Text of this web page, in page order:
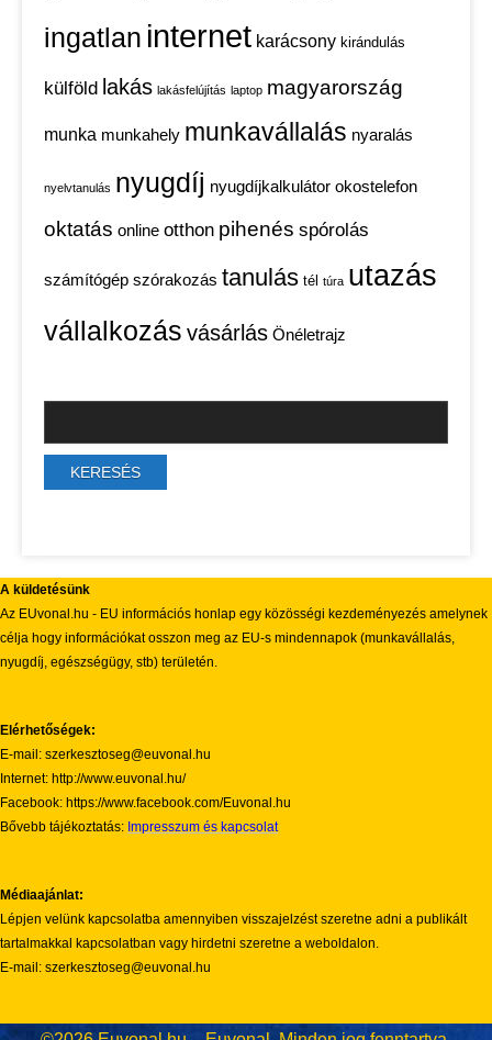
ingatlan internet karácsony kirándulás
külföld lakás lakásfelújítás laptop magyarország
munka munkahely munkavállalás nyaralás
nyelvtanulás nyugdíj nyugdíjkalkulátor okostelefon
oktatás online otthon pihenés spórolás
számítógép szórakozás tanulás tél túra utazás
vállalkozás vásárlás Önéletrajz
A küldetésünk
Az EUvonal.hu - EU információs honlap egy közösségi kezdeményezés amelynek
célja hogy információkat osszon meg az EU-s mindennapok (munkavállalás,
nyugdíj, egészségügy, stb) területén.
Elérhetőségek:
E-mail: szerkesztoseg@euvonal.hu
Internet: http://www.euvonal.hu/
Facebook: https://www.facebook.com/Euvonal.hu
Bővebb tájékoztatás: Impresszum és kapcsolat
Médiaajánlat:
Lépjen velünk kapcsolatba amennyiben visszajelzést szeretne adni a publikált
tartalmakkal kapcsolatban vagy hirdetni szeretne a weboldalon.
E-mail: szerkesztoseg@euvonal.hu